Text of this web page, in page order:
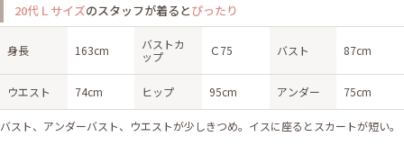
20代Ｌサイズのスタッフが着るとぴったり
身長 163cm
バストカ
ップ
Ｃ75 バスト 87cm
ウエスト 74cm ヒップ 95cm アンダー 75cm
バスト、アンダーバスト、ウエストが少しきつめ。イスに座るとスカートが短い。